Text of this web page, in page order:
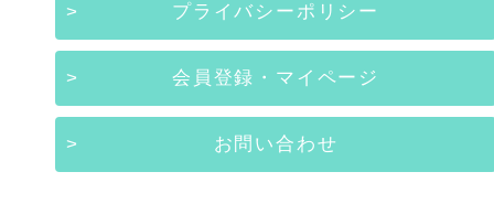
プライバシーポリシー
会員登録・マイページ
お問い合わせ